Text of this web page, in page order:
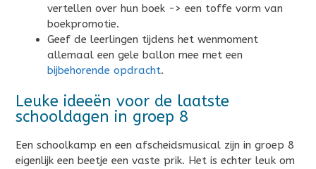
vertellen over hun boek -> een toffe vorm van
boekpromotie.
Geef de leerlingen tijdens het wenmoment
allemaal een gele ballon mee met een
bijbehorende opdracht.
Leuke ideeën voor de laatste
schooldagen in groep 8
Een schoolkamp en een afscheidsmusical zijn in groep 8
eigenlijk een beetje een vaste prik. Het is echter leuk om